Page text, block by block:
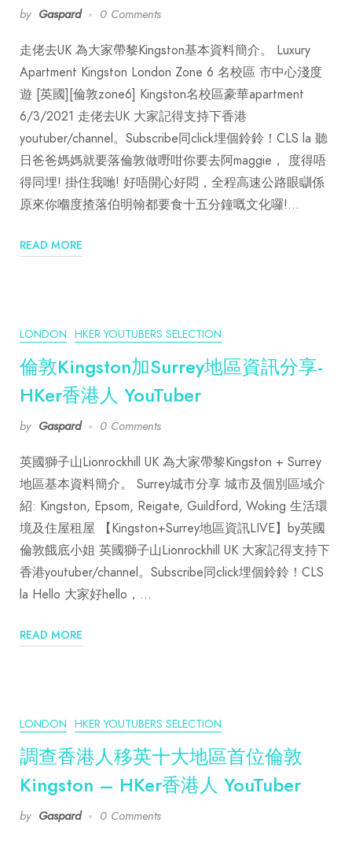
by Gaspard 0 Comments
走佬去UK 為大家帶黎Kingston基本資料簡介。 Luxury
Apartment Kingston London Zone 6 名校區 市中心淺度
遊 [英國][倫敦zone6] Kingston名校區豪華apartment
6/3/2021 走佬去UK 大家記得支持下香港
youtuber/channel。Subscribe同click埋個鈴鈴！CLS la 聽
日爸爸媽媽就要落倫敦做嘢咁你要去阿maggie， 度得唔
得同埋! 掛住我哋! 好唔開心好悶，全程高速公路眼瞓係
原來你嗰度揸落伯明翰都要食十五分鐘嘅文化囉!…
READ MORE
LONDON HKER YOUTUBERS SELECTION
倫敦Kingston加Surrey地區資訊分享-
HKer香港人 YouTuber
by Gaspard 0 Comments
英國獅子山Lionrockhill UK 為大家帶黎Kingston + Surrey
地區基本資料簡介。 Surrey城市分享 城市及個別區域介
紹: Kingston, Epsom, Reigate, Guildford, Woking 生活環
境及住屋租屋 【Kingston+Surrey地區資訊LIVE】by英國
倫敦餓底小姐 英國獅子山Lionrockhill UK 大家記得支持下
香港youtuber/channel。Subscribe同click埋個鈴鈴！CLS
la Hello 大家好hello，…
READ MORE
LONDON HKER YOUTUBERS SELECTION
調查香港人移英十大地區首位倫敦
Kingston – HKer香港人 YouTuber
by Gaspard 0 Comments